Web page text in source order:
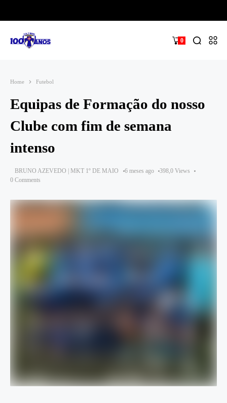
0
Home Futebol
Equipas de Formação do nosso
Clube com fim de semana
intenso
BRUNO AZEVEDO | MKT 1º DE MAIO 6 meses ago
398,0 Views
0 Comments